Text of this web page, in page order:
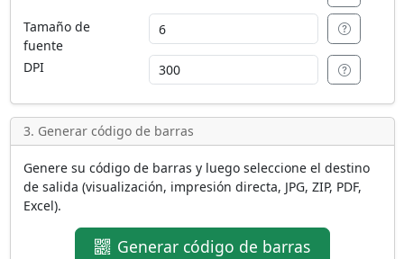
Tamaño de
fuente
DPI
3. Generar código de barras
Genere su código de barras y luego seleccione el destino
de salida (visualización, impresión directa, JPG, ZIP, PDF,
Excel).
Generar código de barras